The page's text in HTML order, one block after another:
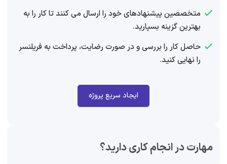
متخصصین پیشنهادهای خود را ارسال می کنند تا کار را به
بهترین گزینه بسپارید.
حاصل کار را بررسی و در صورت رضایت، پرداخت به فریلنسر
را نهایی کنید.
ایجاد سریع پروژه
مهارت در انجام کاری دارید؟